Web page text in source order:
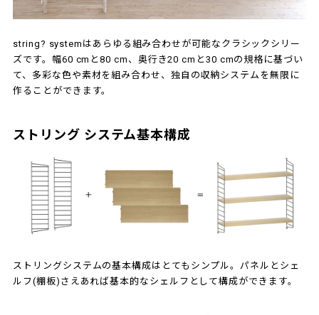
string? systemはあらゆる組み合わせが可能なクラシックシリー
ズです。幅60 cmと80 cm、奥行き20 cmと30 cmの規格に基づい
て、多彩な色や素材を組み合わせ、独自の収納システムを無限に
作ることができます。
ストリング システム基本構成
ストリングシステムの基本構成はとてもシンプル。パネルとシェ
ルフ(棚板)さえあれば基本的なシェルフとして構成ができます。